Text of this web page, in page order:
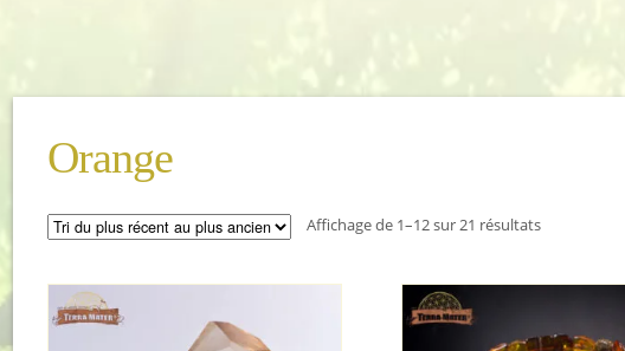
Orange
Affichage de 1–12 sur 21 résultatsTrié
plus